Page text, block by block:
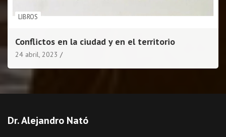
LIBROS
Conflictos en la ciudad y en el territorio
24 abril, 2023
Dr. Alejandro Nató